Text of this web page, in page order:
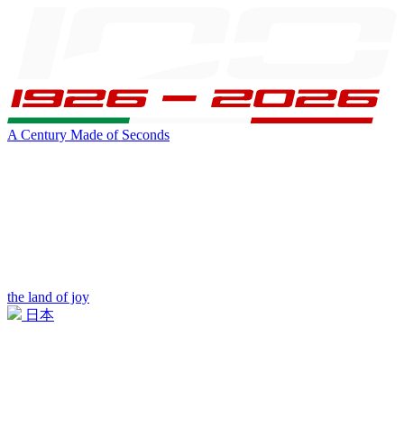
A Century Made of Seconds
the land of joy
日本